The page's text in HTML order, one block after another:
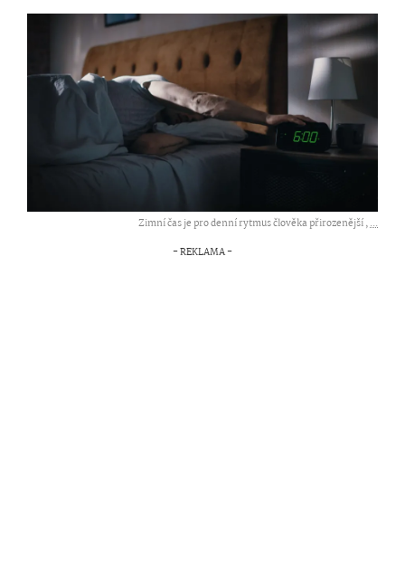
Zimní čas je pro denní rytmus člověka přirozenější ,...